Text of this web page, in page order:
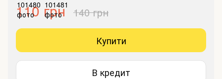
110 грн 140 грн
Купити
В кредит